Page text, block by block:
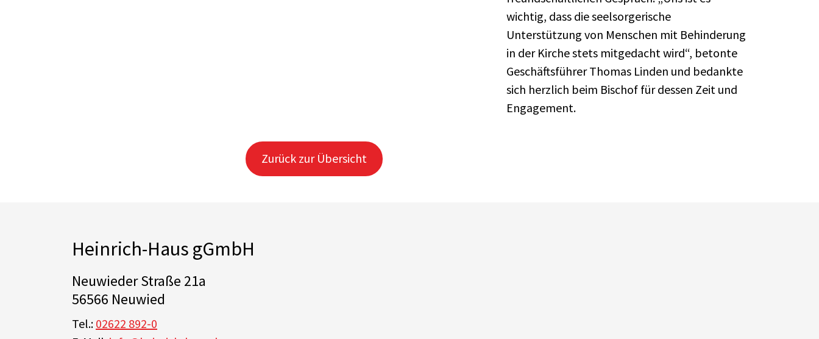
wichtig, dass die seelsorgerische
Unterstützung von Menschen mit Behinderung
in der Kirche stets mitgedacht wird“, betonte
Geschäftsführer Thomas Linden und bedankte
sich herzlich beim Bischof für dessen Zeit und
Engagement.
Zurück zur Übersicht
Heinrich-Haus gGmbH
Neuwieder Straße 21a
56566 Neuwied
Tel.: 02622 892-0